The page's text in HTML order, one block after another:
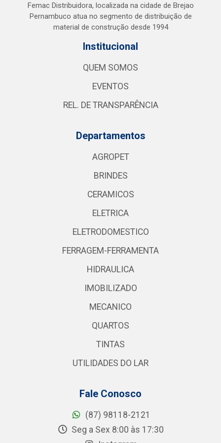
Femac Distribuidora, localizada na cidade de Brejao
Pernambuco atua no segmento de distribuição de
material de construção desde 1994
Institucional
QUEM SOMOS
EVENTOS
REL. DE TRANSPARÊNCIA
Departamentos
AGROPET
BRINDES
CERAMICOS
ELETRICA
ELETRODOMESTICO
FERRAGEM-FERRAMENTA
HIDRAULICA
IMOBILIZADO
MECANICO
QUARTOS
TINTAS
UTILIDADES DO LAR
Fale Conosco
(87) 98118-2121
Seg a Sex 8:00 às 17:30